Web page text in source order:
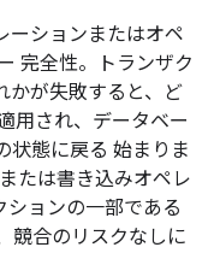
ーションまたはオペ
完全性。トランザク
かが失敗すると、ど
用され、データベー
状態に戻る 始まりま
たは書き込みオペレ
ションの一部である
競合のリスクなしに